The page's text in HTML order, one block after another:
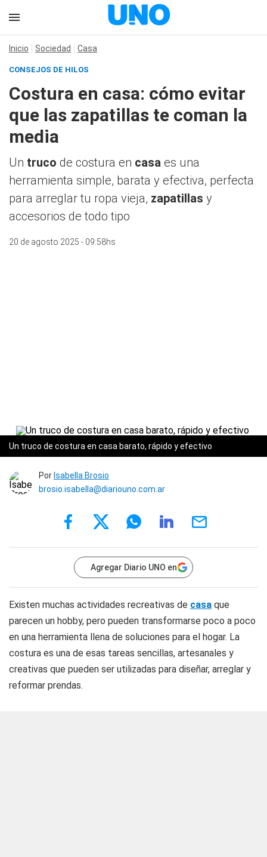
Inicio Sociedad Casa
CONSEJOS DE HILOS
Costura en casa: cómo evitar
que las zapatillas te coman la
media
Un truco de costura en casa es una
herramienta simple, barata y efectiva, perfecta
para arreglar tu ropa vieja, zapatillas y
accesorios de todo tipo
20 de agosto 2025 - 09:58hs
Un truco de costura en casa barato, rápido y efectivo
Por Isabella Brosio
brosio.isabella@diariouno.com.ar
Agregar Diario UNO en
Existen muchas actividades recreativas de casa que
parecen un hobby, pero pueden transformarse poco a poco
en una herramienta llena de soluciones para el hogar. La
costura es una de esas tareas sencillas, artesanales y
creativas que pueden ser utilizadas para diseñar, arreglar y
reformar prendas.